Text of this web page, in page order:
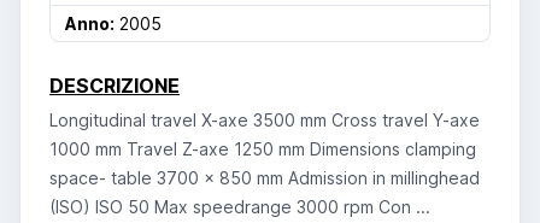
Anno: 2005
DESCRIZIONE
Longitudinal travel X-axe 3500 mm Cross travel Y-axe
1000 mm Travel Z-axe 1250 mm Dimensions clamping
space- table 3700 x 850 mm Admission in millinghead
(ISO) ISO 50 Max speedrange 3000 rpm Con ...